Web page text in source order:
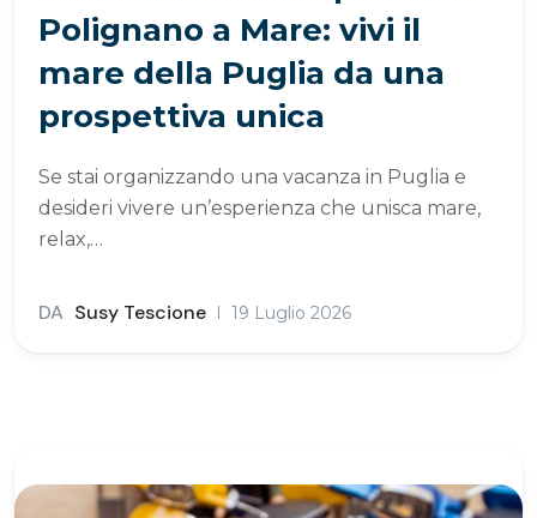
Polignano a Mare: vivi il
mare della Puglia da una
prospettiva unica
Se stai organizzando una vacanza in Puglia e
desideri vivere un’esperienza che unisca mare,
relax,…
DA Susy Tescione 19 Luglio 2026